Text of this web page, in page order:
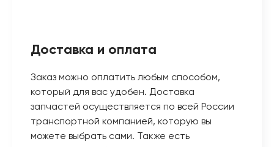
Доставка и оплата
Заказ можно оплатить любым способом,
который для вас удобен. Доставка
запчастей осуществляется по всей России
транспортной компанией, которую вы
можете выбрать сами. Также есть